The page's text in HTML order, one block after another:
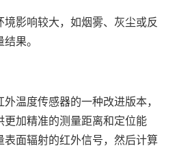
影响较大，如烟雾、灰尘或反
果。
度传感器的一种改进版本，
加精准的测量距离和定位能
面辐射的红外信号，然后计算